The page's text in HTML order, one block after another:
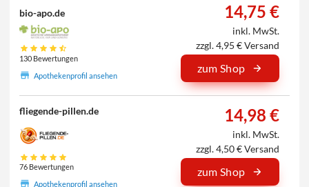
bio-apo.de
130 Bewertungen
Apothekenprofil ansehen
14,75 €
inkl. MwSt.
zzgl. 4,95 € Versand
zum Shop
fliegende-pillen.de
76 Bewertungen
Apothekenprofil ansehen
14,98 €
inkl. MwSt.
zzgl. 4,50 € Versand
zum Shop